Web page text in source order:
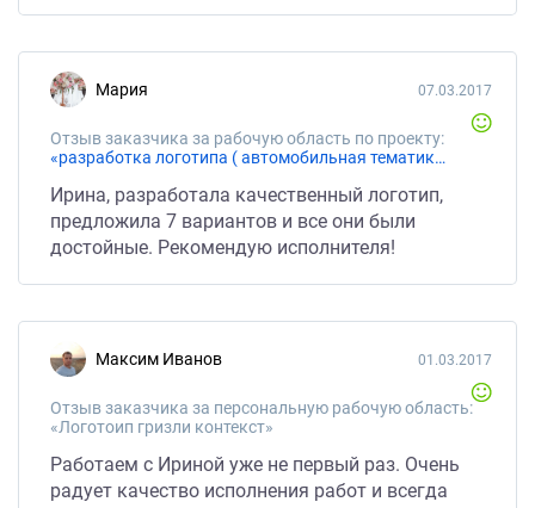
Мария
Отзыв заказчика за рабочую область по проекту:
«разработка логотипа ( автомобильная тематика)»
07.03.2017
Ирина, разработала качественный логотип,
предложила 7 вариантов и все они были
достойные. Рекомендую исполнителя!
Максим Иванов
Отзыв заказчика за персональную рабочую область:
«Логотоип гризли контекст»
01.03.2017
Работаем с Ириной уже не первый раз. Очень
радует качество исполнения работ и всегда